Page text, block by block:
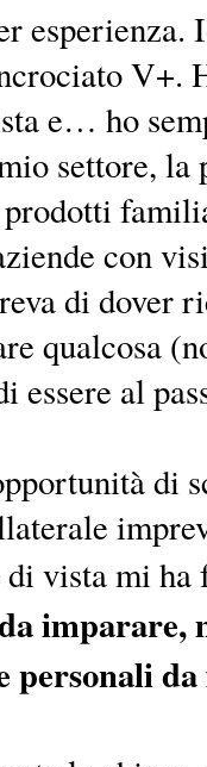
esperienza.
V+.
e… ho
settore,
con
di dover
qualcosa
essere al
di
vista mi
personali